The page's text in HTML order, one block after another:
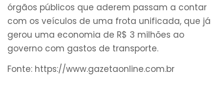
órgãos públicos que aderem passam a contar
com os veículos de uma frota unificada, que já
gerou uma economia de R$ 3 milhões ao
governo com gastos de transporte.
Fonte: https://www.gazetaonline.com.br